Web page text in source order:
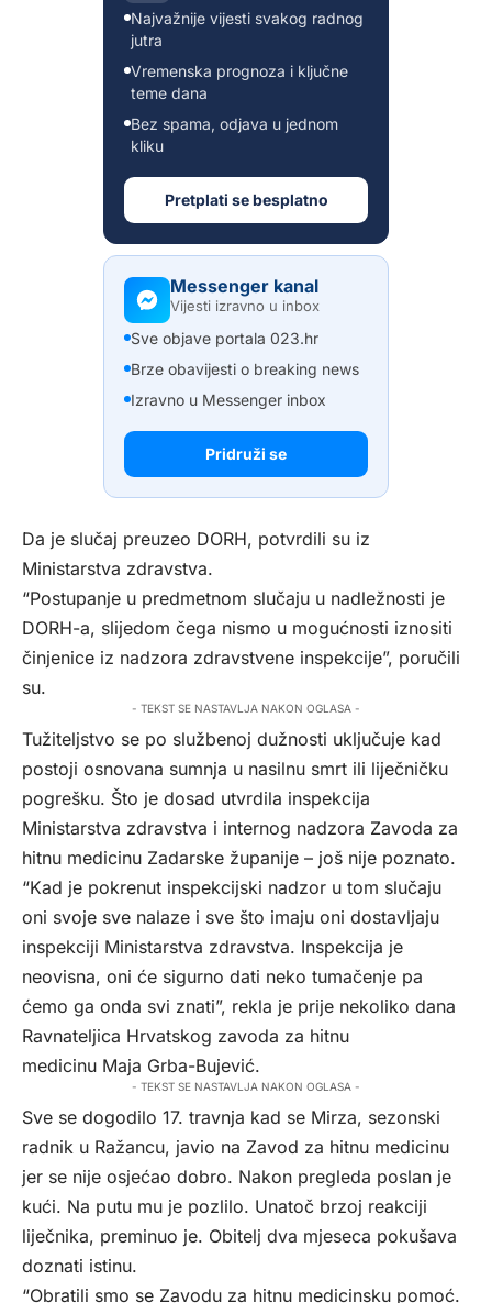
Najvažnije vijesti svakog radnog
jutra
Vremenska prognoza i ključne
teme dana
Bez spama, odjava u jednom
kliku
Pretplati se besplatno
Messenger kanal
Vijesti izravno u inbox
Sve objave portala 023.hr
Brze obavijesti o breaking news
Izravno u Messenger inbox
Pridruži se
Da je slučaj preuzeo DORH, potvrdili su iz
Ministarstva zdravstva.
“Postupanje u predmetnom slučaju u nadležnosti je
DORH-a, slijedom čega nismo u mogućnosti iznositi
činjenice iz nadzora zdravstvene inspekcije”, poručili
su.
- TEKST SE NASTAVLJA NAKON OGLASA -
Tužiteljstvo se po službenoj dužnosti uključuje kad
postoji osnovana sumnja u nasilnu smrt ili liječničku
pogrešku. Što je dosad utvrdila inspekcija
Ministarstva zdravstva i internog nadzora Zavoda za
hitnu medicinu Zadarske županije – još nije poznato.
“Kad je pokrenut inspekcijski nadzor u tom slučaju
oni svoje sve nalaze i sve što imaju oni dostavljaju
inspekciji Ministarstva zdravstva. Inspekcija je
neovisna, oni će sigurno dati neko tumačenje pa
ćemo ga onda svi znati”, rekla je prije nekoliko dana
Ravnateljica Hrvatskog zavoda za hitnu
medicinu Maja Grba-Bujević.
- TEKST SE NASTAVLJA NAKON OGLASA -
Sve se dogodilo 17. travnja kad se Mirza, sezonski
radnik u Ražancu, javio na Zavod za hitnu medicinu
jer se nije osjećao dobro. Nakon pregleda poslan je
kući. Na putu mu je pozlilo. Unatoč brzoj reakciji
liječnika, preminuo je. Obitelj dva mjeseca pokušava
doznati istinu.
“Obratili smo se Zavodu za hitnu medicinsku pomoć.